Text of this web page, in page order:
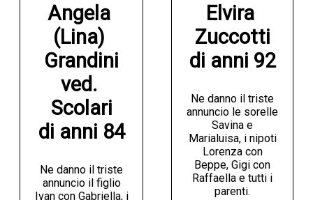
Angela
(Lina)
Grandini
ved.
Scolari
di anni 84
Ne danno il triste
annuncio il figlio
Ivan con Gabriella, i
Elvira
Zuccotti
di anni 92
Ne danno il triste
annuncio le sorelle
Savina e
Marialuisa, i nipoti
Lorenza con
Beppe, Gigi con
Raffaella e tutti i
parenti.